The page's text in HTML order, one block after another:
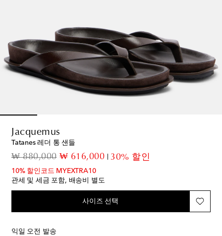
Jacquemus
Tatanes 레더 통 샌들
₩ 880,000original price
₩ 616,000discount price
30% 할인
10% 할인코드 MYEXTRA10
관세 및 세금 포함, 배송비 별도
사이즈 선택
익일 오전 발송